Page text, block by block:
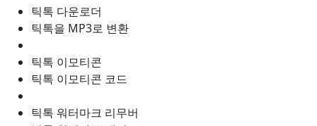
틱톡 다운로더
틱톡을 MP3로 변환
틱톡 이모티콘
틱톡 이모티콘 코드
틱톡 워터마크 리무버